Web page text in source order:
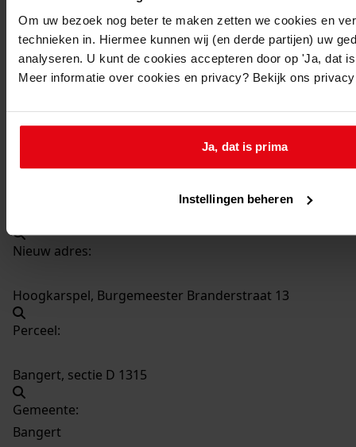
Om uw bezoek nog beter te maken zetten we cookies en
technieken in. Hiermee kunnen wij (en derde partijen) uw
analyseren. U kunt de cookies accepteren door op 'Ja, dat
Meer informatie over cookies en privacy? Bekijk ons
Ja, dat is prima
Instellingen beheren
535Bouw schuurtje, 1979
Datering:
1979
Beschrijving:
Datum vergunning:
Adres:
Nieuw adres:
Hoogkarspel, Burgemeester Branderstraat 13
Perceel:
Bangert, sectie D 1315
Gemeente:
Bangert